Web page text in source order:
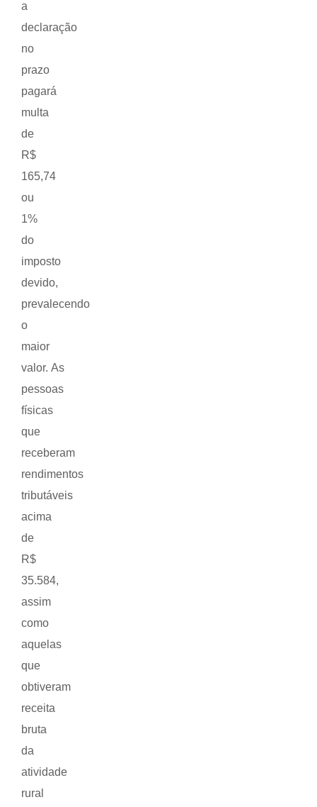
a
declaração
no
prazo
pagará
multa
de
R$
165,74
ou
1%
do
imposto
devido,
prevalecendo
o
maior
valor. As
pessoas
físicas
que
receberam
rendimentos
tributáveis
acima
de
R$
35.584,
assim
como
aquelas
que
obtiveram
receita
bruta
da
atividade
rural